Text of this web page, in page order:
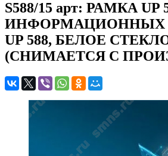
S588/15 арт: РАМКА UP
ИНФОРМАЦИОННЫХ
UP 588, БЕЛОЕ
(СНИМАЕТСЯ С